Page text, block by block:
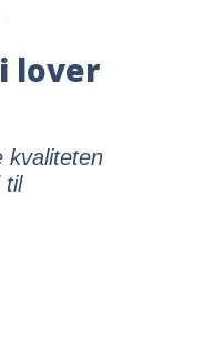
lover
kvaliteten
til